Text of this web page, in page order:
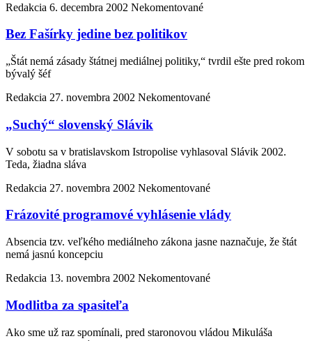
Redakcia 6. decembra 2002 Nekomentované
Bez Fašírky jedine bez politikov
„Štát nemá zásady štátnej mediálnej politiky,“ tvrdil ešte pred rokom
bývalý šéf
Redakcia 27. novembra 2002 Nekomentované
„Suchý“ slovenský Slávik
V sobotu sa v bratislavskom Istropolise vyhlasoval Slávik 2002.
Teda, žiadna sláva
Redakcia 27. novembra 2002 Nekomentované
Frázovité programové vyhlásenie vlády
Absencia tzv. veľkého mediálneho zákona jasne naznačuje, že štát
nemá jasnú koncepciu
Redakcia 13. novembra 2002 Nekomentované
Modlitba za spasiteľa
Ako sme už raz spomínali, pred staronovou vládou Mikuláša